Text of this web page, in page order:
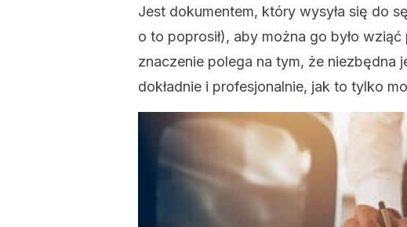
Jest dokumentem, który wysyła się do
o to poprosił), aby można go było
znaczenie polega na tym, że
dokładnie i profesjonalnie, jak to tylko